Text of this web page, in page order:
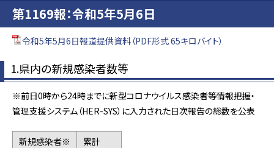
第1169報：令和5年5月6日
令和5年5月6日報道提供資料（PDF形式 65キロバイト）
1.県内の新規感染者数等
※前日0時から24時までに新型コロナウイルス感染者等情報把握・
管理支援システム（HER-SYS）に入力された日次報告の総数を公表
新規感染者※
累計